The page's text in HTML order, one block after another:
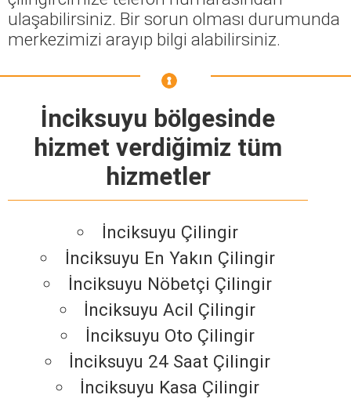
ulaşabilirsiniz. Bir sorun olması durumunda
merkezimizi arayıp bilgi alabilirsiniz.
İnciksuyu bölgesinde
hizmet verdiğimiz tüm
hizmetler
İnciksuyu Çilingir
İnciksuyu En Yakın Çilingir
İnciksuyu Nöbetçi Çilingir
İnciksuyu Acil Çilingir
İnciksuyu Oto Çilingir
İnciksuyu 24 Saat Çilingir
İnciksuyu Kasa Çilingir